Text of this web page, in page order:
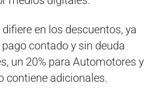
en los descuentos, ya
contado y sin deuda
un 20% para Automotores y
contiene adicionales.